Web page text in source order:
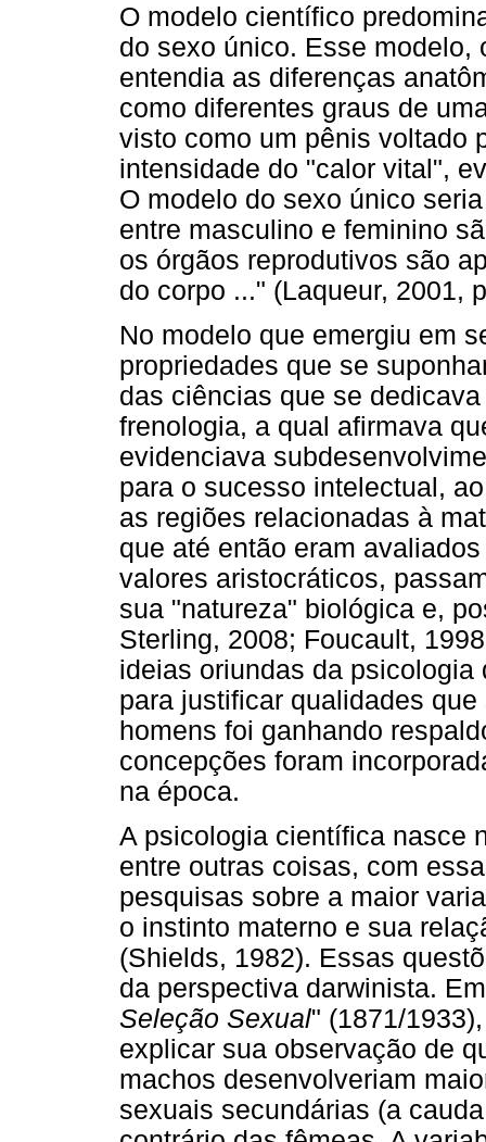
O modelo científico
do sexo único. Esse modelo,
entendia as diferenças
como diferentes graus de
visto como um pênis voltado
intensidade do "calor vital",
O modelo do sexo único
entre masculino e feminino
os órgãos reprodutivos são
do corpo ..." (Laqueur, 2001,
No modelo que emergiu em
propriedades que se
das ciências que se
frenologia, a qual afirmava
evidenciava
para o sucesso intelectual,
as regiões relacionadas à
que até então eram
valores aristocráticos,
sua "natureza" biológica e,
Sterling, 2008; Foucault,
ideias oriundas da
para justificar qualidades
homens foi ganhando
concepções foram
na época.
A psicologia científica nasce
entre outras coisas, com
pesquisas sobre a maior
o instinto materno e sua
(Shields, 1982). Essas
da perspectiva darwinista.
Seleção Sexual" (1871/
explicar sua observação de
machos desenvolveriam
sexuais secundárias (a